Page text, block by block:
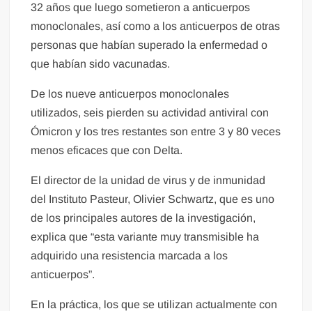
32 años que luego sometieron a anticuerpos
monoclonales, así como a los anticuerpos de otras
personas que habían superado la enfermedad o
que habían sido vacunadas.
De los nueve anticuerpos monoclonales
utilizados, seis pierden su actividad antiviral con
Ómicron y los tres restantes son entre 3 y 80 veces
menos eficaces que con Delta.
El director de la unidad de virus y de inmunidad
del Instituto Pasteur, Olivier Schwartz, que es uno
de los principales autores de la investigación,
explica que “esta variante muy transmisible ha
adquirido una resistencia marcada a los
anticuerpos”.
En la práctica, los que se utilizan actualmente con